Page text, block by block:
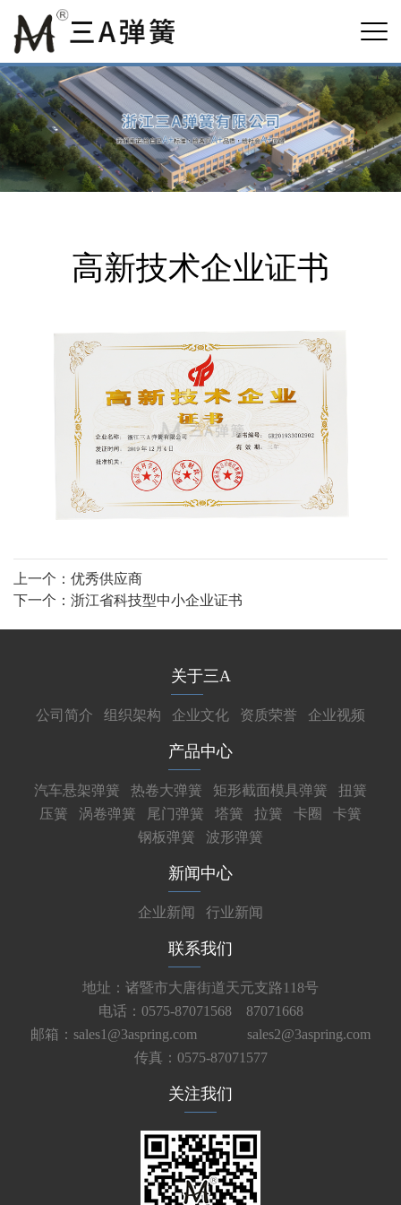
高新技术企业证书
上一个： 优秀供应商
下一个： 浙江省科技型中小企业证书
关于三A
公司简介 组织架构 企业文化 资质荣誉 企业视频
产品中心
汽车悬架弹簧 热卷大弹簧 矩形截面模具弹簧
扭簧
压簧
涡卷弹簧 尾门弹簧 塔簧 拉簧 卡圈
卡簧
钢板弹簧
波形弹簧
新闻中心
企业新闻 行业新闻
联系我们
地址：诸暨市大唐街道天元支路118号
电话：0575-87071568 87071668
邮箱：sales1@3aspring.com
sales2@3aspring.com
传真：0575-87071577
关注我们